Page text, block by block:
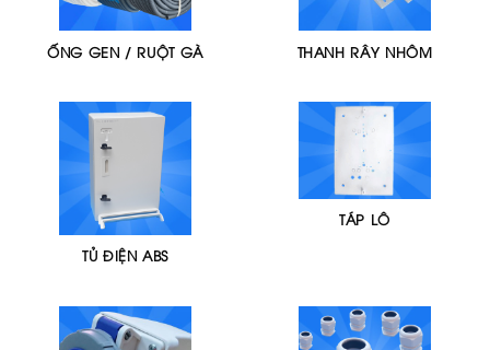
ỐNG GEN / RUỘT GÀ THANH RÂY NHÔM
TỦ ĐIỆN ABS
TÁP LÔ